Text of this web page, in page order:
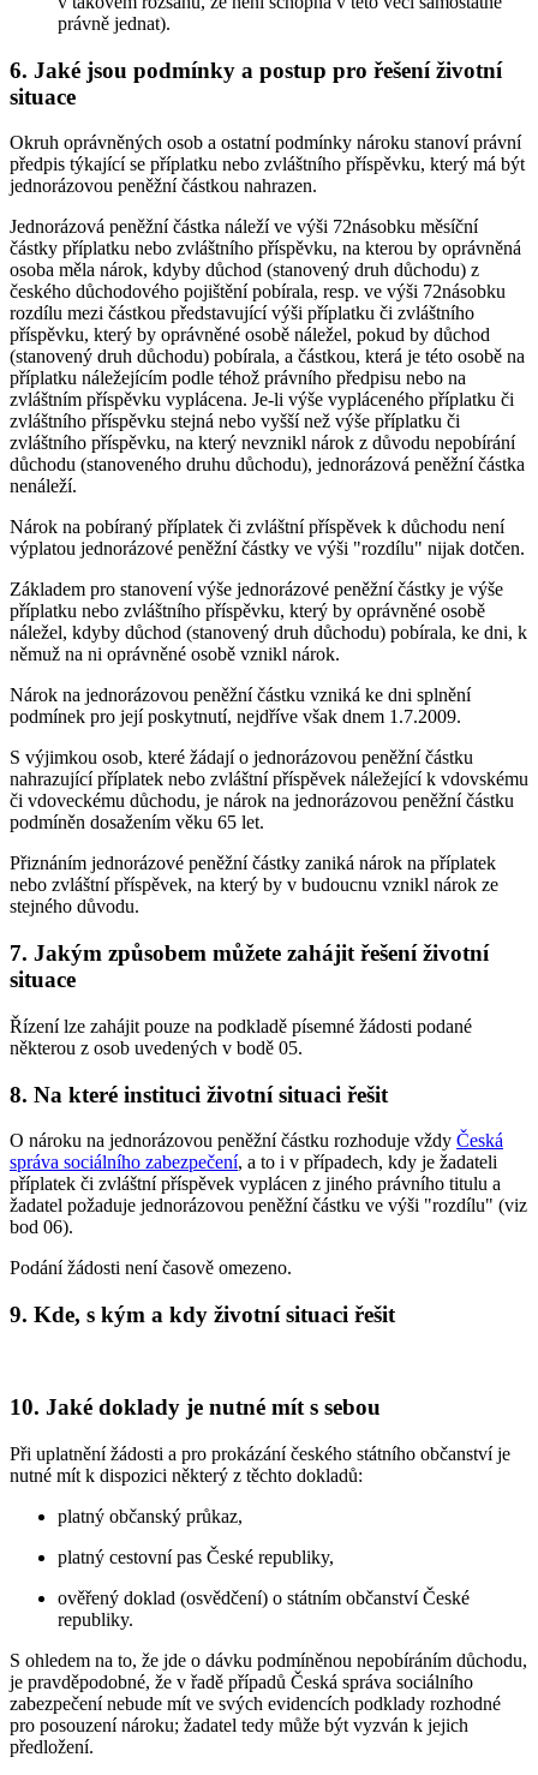
právně jednat).
6. Jaké jsou podmínky a postup pro řešení životní
situace
Okruh oprávněných osob a ostatní podmínky nároku stanoví právní
předpis týkající se příplatku nebo zvláštního příspěvku, který má být
jednorázovou peněžní částkou nahrazen.
Jednorázová peněžní částka náleží ve výši 72násobku měsíční
částky příplatku nebo zvláštního příspěvku, na kterou by oprávněná
osoba měla nárok, kdyby důchod (stanovený druh důchodu) z
českého důchodového pojištění pobírala, resp. ve výši 72násobku
rozdílu mezi částkou představující výši příplatku či zvláštního
příspěvku, který by oprávněné osobě náležel, pokud by důchod
(stanovený druh důchodu) pobírala, a částkou, která je této osobě na
příplatku náležejícím podle téhož právního předpisu nebo na
zvláštním příspěvku vyplácena. Je-li výše vypláceného příplatku či
zvláštního příspěvku stejná nebo vyšší než výše příplatku či
zvláštního příspěvku, na který nevznikl nárok z důvodu nepobírání
důchodu (stanoveného druhu důchodu), jednorázová peněžní částka
nenáleží.
Nárok na pobíraný příplatek či zvláštní příspěvek k důchodu není
výplatou jednorázové peněžní částky ve výši "rozdílu" nijak dotčen.
Základem pro stanovení výše jednorázové peněžní částky je výše
příplatku nebo zvláštního příspěvku, který by oprávněné osobě
náležel, kdyby důchod (stanovený druh důchodu) pobírala, ke dni, k
němuž na ni oprávněné osobě vznikl nárok.
Nárok na jednorázovou peněžní částku vzniká ke dni splnění
podmínek pro její poskytnutí, nejdříve však dnem 1.7.2009.
S výjimkou osob, které žádají o jednorázovou peněžní částku
nahrazující příplatek nebo zvláštní příspěvek náležející k vdovskému
či vdoveckému důchodu, je nárok na jednorázovou peněžní částku
podmíněn dosažením věku 65 let.
Přiznáním jednorázové peněžní částky zaniká nárok na příplatek
nebo zvláštní příspěvek, na který by v budoucnu vznikl nárok ze
stejného důvodu.
7. Jakým způsobem můžete zahájit řešení životní
situace
Řízení lze zahájit pouze na podkladě písemné žádosti podané
některou z osob uvedených v bodě 05.
8. Na které instituci životní situaci řešit
O nároku na jednorázovou peněžní částku rozhoduje vždy Česká
správa sociálního zabezpečení, a to i v případech, kdy je žadateli
příplatek či zvláštní příspěvek vyplácen z jiného právního titulu a
žadatel požaduje jednorázovou peněžní částku ve výši "rozdílu" (viz
bod 06).
Podání žádosti není časově omezeno.
9. Kde, s kým a kdy životní situaci řešit
10. Jaké doklady je nutné mít s sebou
Při uplatnění žádosti a pro prokázání českého státního občanství je
nutné mít k dispozici některý z těchto dokladů:
platný občanský průkaz,
platný cestovní pas České republiky,
ověřený doklad (osvědčení) o státním občanství České
republiky.
S ohledem na to, že jde o dávku podmíněnou nepobíráním důchodu,
je pravděpodobné, že v řadě případů Česká správa sociálního
zabezpečení nebude mít ve svých evidencích podklady rozhodné
pro posouzení nároku; žadatel tedy může být vyzván k jejich
předložení.